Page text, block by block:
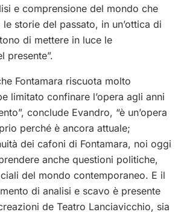
e comprensione del mondo che
storie del passato, in un’ottica di
di mettere in luce le
presente”.
Fontamara riscuota molto
limitato confinare l’opera agli anni
conclude Evandro, “è un’opera
perché è ancora attuale;
dei cafoni di Fontamara, noi oggi
anche questioni politiche,
del mondo contemporaneo. E il
di analisi e scavo è presente
de Teatro Lanciavicchio, sia